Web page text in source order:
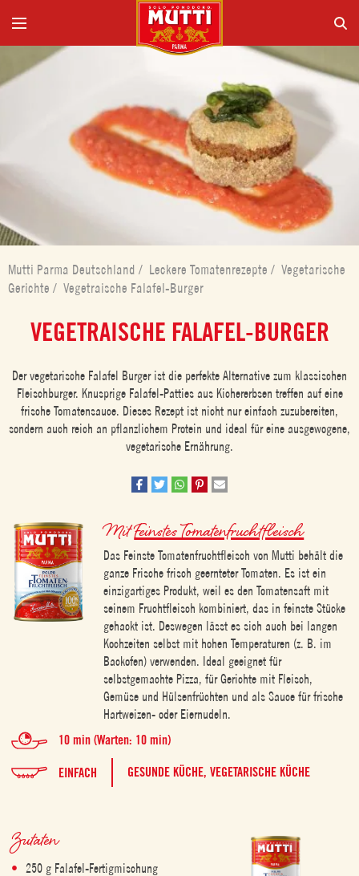
Mutti Parma Deutschland / Leckere Tomatenrezepte / Vegetarische
Gerichte / Vegetraische Falafel-Burger
VEGETRAISCHE FALAFEL-BURGER
Der vegetarische Falafel Burger ist die perfekte Alternative zum klassischen
Fleischburger. Knusprige Falafel-Patties aus Kichererbsen treffen auf eine
frische Tomatensauce. Dieses Rezept ist nicht nur einfach zuzubereiten,
sondern auch reich an pflanzlichem Protein und ideal für eine ausgewogene,
vegetarische Ernährung.
MitFeinstes Tomatenfruchtfleisch
Das Feinste Tomatenfruchtfleisch von Mutti behält die
ganze Frische frisch geernteter Tomaten. Es ist ein
einzigartiges Produkt, weil es den Tomatensaft mit
seinem Fruchtfleisch kombiniert, das in feinste Stücke
gehackt ist. Deswegen lässt es sich auch bei langen
Kochzeiten selbst mit hohen Temperaturen (z. B. im
Backofen) verwenden. Ideal geeignet für
selbstgemachte Pizza, für Gerichte mit Fleisch,
Gemüse und Hülsenfrüchten und als Sauce für frische
Hartweizen- oder Eiernudeln.
10 min (Warten: 10 min)
EINFACH GESUNDE KÜCHE, VEGETARISCHE KÜCHE
Zutaten
250 g Falafel-Fertigmischung